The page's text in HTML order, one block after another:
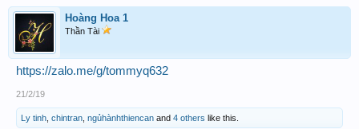
Hoàng Hoa 1
Thần Tài
https://zalo.me/g/tommyq632
21/2/19
Ly tinh chintran ngủhànhthiencan and 4 others like this.